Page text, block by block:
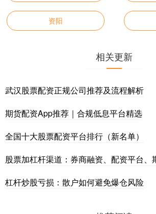
资阳
相关更新
武汉股票配资正规公司推荐及流程解析
期货配资App推荐｜合规低息平台精选
全国十大股票配资平台排行（新名单）
股票加杠杆渠道：券商融资、配资平台、
杠杆炒股亏损：散户如何避免爆仓风险